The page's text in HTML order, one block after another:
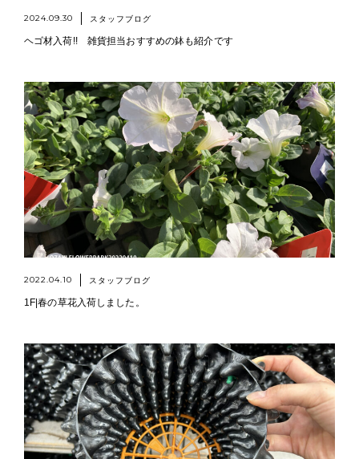
2024.09.30 スタッフブログ
ヘゴ材入荷!! 雑貨担当おすすめの鉢も紹介です
2022.04.10 スタッフブログ
1F|春の草花入荷しました。